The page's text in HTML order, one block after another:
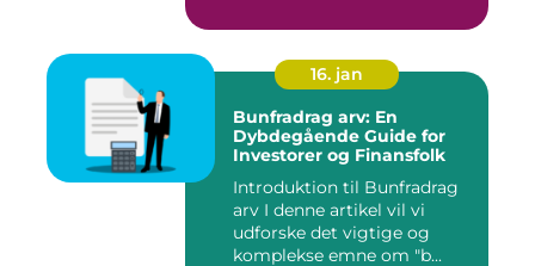
16. jan
Bunfradrag arv: En
Dybdegående Guide for
Investorer og Finansfolk
Introduktion til Bunfradrag
arv I denne artikel vil vi
udforske det vigtige og
komplekse emne om "b...